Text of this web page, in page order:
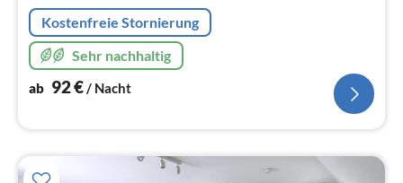
Kostenfreie Stornierung
Sehr nachhaltig
ab 92€/ Nacht